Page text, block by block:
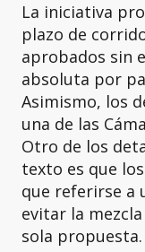
La iniciativa
plazo de
aprobados sin
absoluta por
Asimismo, los
una de las
Otro de los
texto es que
que referirse a
evitar la
sola propuesta.